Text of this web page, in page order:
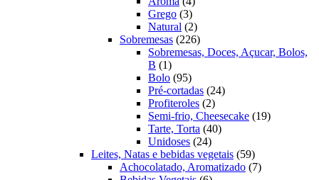
produtos
Grego 33
produtos
Natural 22
produtos
Sobremesas 226226
produtos
Sobremesas, Doces, Açucar, Bolos,
B
11
produto
Bolo 9595
produtos
Pré-cortadas 2424
Profiteroles 22
produtos
Semi-frio, Cheesecake 1919
Tarte, Torta 4040
Unidoses 2424
produtos
Leites, Natas e bebidas vegetais 5959
produtos
Achocolatado, Aromatizado 77